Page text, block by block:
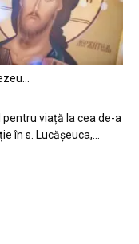
pentru viață la cea de-a
în s. Lucășeuca,...